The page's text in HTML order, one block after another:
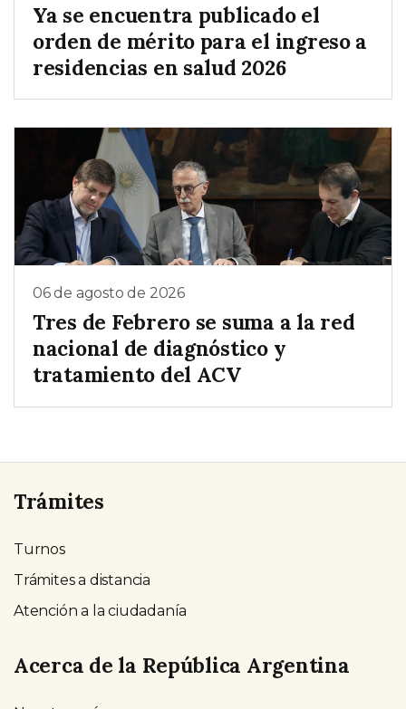
Ya se encuentra publicado el
orden de mérito para el ingreso a
residencias en salud 2026
06 de agosto de 2026
Tres de Febrero se suma a la red
nacional de diagnóstico y
tratamiento del ACV
Trámites
Turnos
Trámites a distancia
Atención a la ciudadanía
Acerca de la República Argentina